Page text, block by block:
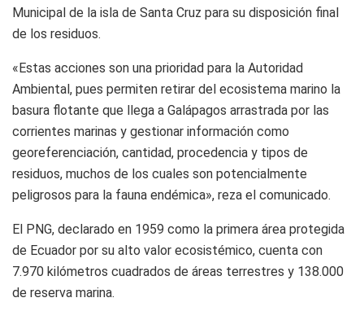
Municipal de la isla de Santa Cruz para su disposición final
de los residuos.
«Estas acciones son una prioridad para la Autoridad
Ambiental, pues permiten retirar del ecosistema marino la
basura flotante que llega a Galápagos arrastrada por las
corrientes marinas y gestionar información como
georeferenciación, cantidad, procedencia y tipos de
residuos, muchos de los cuales son potencialmente
peligrosos para la fauna endémica», reza el comunicado.
El PNG, declarado en 1959 como la primera área protegida
de Ecuador por su alto valor ecosistémico, cuenta con
7.970 kilómetros cuadrados de áreas terrestres y 138.000
de reserva marina.